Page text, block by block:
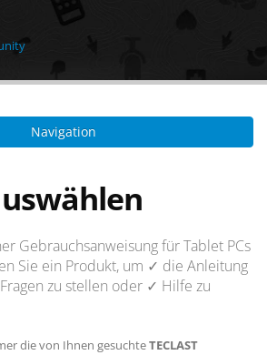
Navigation
Gebrauchsanweisung für Tablet PCs
Sie ein Produkt, um ✓ die Anleitung
zu stellen oder ✓ Hilfe zu
die von Ihnen gesuchteTECLAST